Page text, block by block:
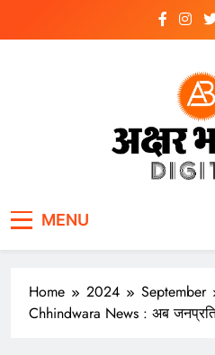
MENU
Home 2024 September
Chhindwara News : अब